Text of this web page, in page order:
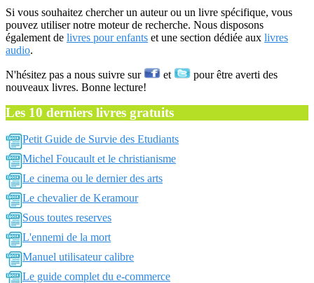
Si vous souhaitez chercher un auteur ou un livre spécifique, vous
pouvez utiliser notre moteur de recherche. Nous disposons
également de livres pour enfants et une section dédiée aux livres
audio.
N'hésitez pas a nous suivre sur et
pour être averti des
nouveaux livres. Bonne lecture!
Les 10 derniers livres gratuits
Petit Guide de Survie des Etudiants
Michel Foucault et le christianisme
Le cinema ou le dernier des arts
Le chevalier de Keramour
Sous toutes reserves
L'ennemi de la mort
Manuel utilisateur calibre
Le guide complet du e-commerce